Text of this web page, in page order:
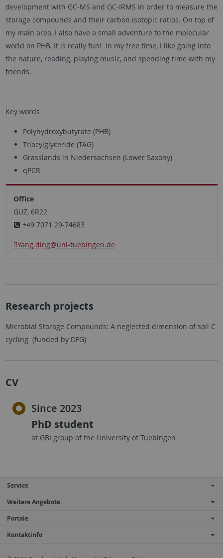
development with GC-MS and GC-IRMS in order to measure the
storage compounds and their carbon isotopic ratios. On top of
my main area, I also have a small adventure to the molecular
world on PHB. It is really fun! In my free time, I like going into
the nature, reading, playing music, and spending time with my
friends.
Key words
Polyhydroxybutyrate (PHB)
Triacylglyceride (TAG)
Grasslands in Niedersachsen (Lower Saxony)
qPCR
Office
GUZ, 6R22
+49 7071 29-74683
Yang.ding@uni-tuebingen.de
Research projects
Microbial Storage Compounds: A neglected dimension of soil C
cycling (funded by DFG)
CV
Since 2023
PhD student
at GBI group of the University of Tuebingen
Service
Weitere Angebote
Portale
Kontaktinfo